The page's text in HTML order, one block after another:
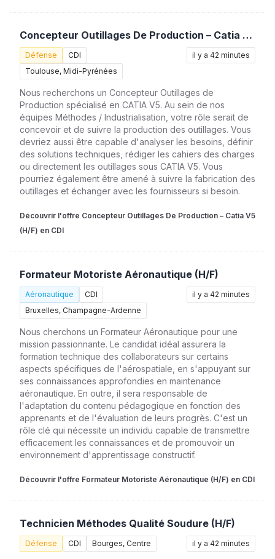
Concepteur Outillages De Production – Catia V5 (H/F)
Défense
CDI
Toulouse, Midi-Pyrénées
il y a 42 minutes
Nous recherchons un Concepteur Outillages de
Production spécialisé en CATIA V5. Au sein de nos
équipes Méthodes / Industrialisation, votre rôle serait de
concevoir et de suivre la production des outillages. Vous
devriez aussi être capable d'analyser les besoins, définir
des solutions techniques, rédiger les cahiers des charges
ou directement les outillages sous CATIA V5. Vous
pourriez également être amené à suivre la fabrication des
outillages et échanger avec les fournisseurs si besoin.
Découvrir l'offre Concepteur Outillages De Production – Catia V5
(H/F) en CDI
Formateur Motoriste Aéronautique (H/F)
Aéronautique
CDI
Bruxelles, Champagne-Ardenne
il y a 42 minutes
Nous cherchons un Formateur Aéronautique pour une
mission passionnante. Le candidat idéal assurera la
formation technique des collaborateurs sur certains
aspects spécifiques de l'aérospatiale, en s'appuyant sur
ses connaissances approfondies en maintenance
aéronautique. En outre, il sera responsable de
l'adaptation du contenu pédagogique en fonction des
apprenants et de l'évaluation de leurs progrès. C'est un
rôle clé qui nécessite un individu capable de transmettre
efficacement les connaissances et de promouvoir un
environnement d'apprentissage constructif.
Découvrir l'offre Formateur Motoriste Aéronautique (H/F) en CDI
Technicien Méthodes Qualité Soudure (H/F)
Défense CDI Bourges, Centre il y a 42 minutes